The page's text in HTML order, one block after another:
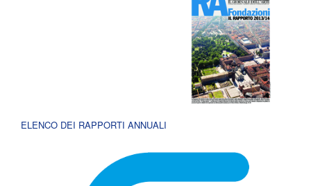
ELENCO DEI RAPPORTI ANNUALI